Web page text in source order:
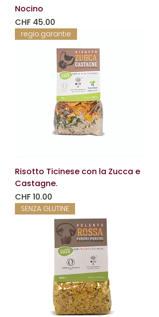
Nocino
Prezzo
CHF 45.00
regio.garantie
Risotto Ticinese con la Zucca e
Castagne.
Prezzo
CHF 10.00
SENZA GLUTINE